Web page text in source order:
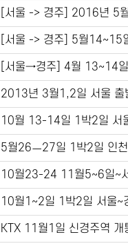
[서울 -> 경주] 2016년 5
[서울 -> 경주] 5월14~15
[서울→경주] 4월 13~14
2013년 3월1,2일 서울 출
10월 13-14일 1박2일 서
5월26ㅡ27일 1박2일 인
10월23-24 11월5~6일~
10월1~2일 1박2일 서울~
KTX 11월1일 신경주역 개